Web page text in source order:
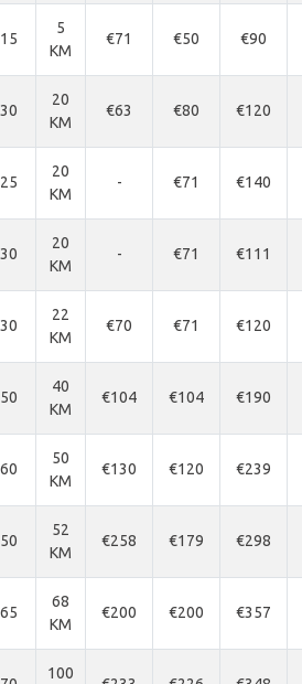
15
5
KM
€71 €50 €90
30
20
KM
€63 €80 €120
25
20
KM
- €71 €140
30
20
KM
- €71 €111
30
22
KM
€70 €71 €120
50
40
KM
€104 €104 €190
60
50
KM
€130 €120 €239
50
52
KM
€258 €179 €298
65
68
KM
€200 €200 €357
100